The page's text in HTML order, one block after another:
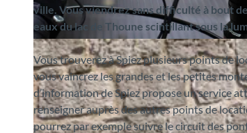
© Spiez Marketing AG, Interlaken Tourismus | CC-BY-SA
ville. Vous viendrez sans difficulté à bout
eaux du lac de Thoune scintillant sous la
Vous trouverez à Spiez plusieurs points de
vous vaincrez les grandes et les petites
d’information de Spiez propose un service
renseigner auprès des autres points de
pourrez par exemple suivre le circuit des